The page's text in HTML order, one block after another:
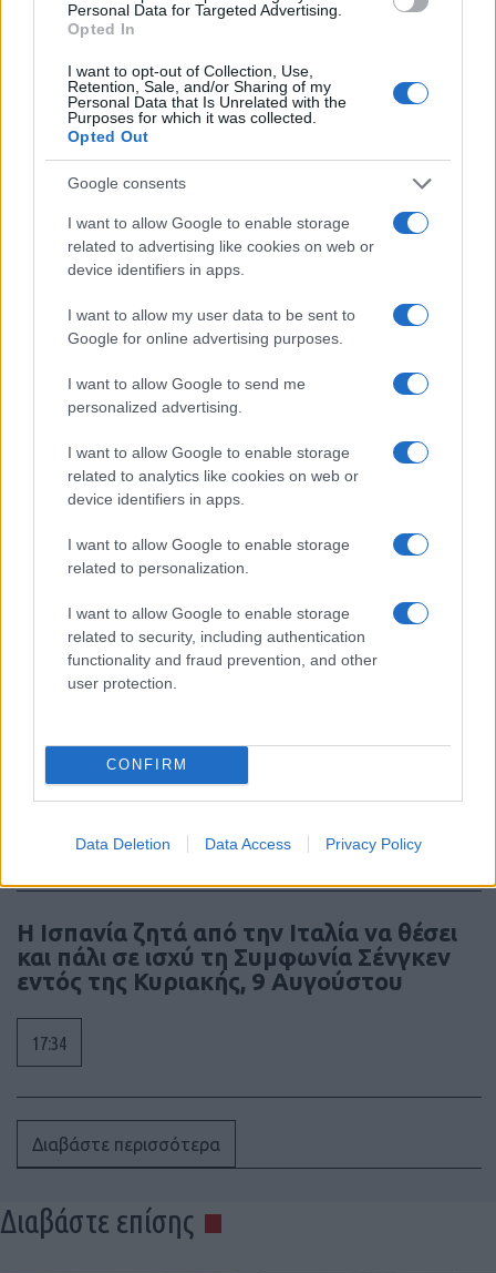
Personal Data for Targeted Advertising.
Opted In
I want to opt-out of Collection, Use,
Retention, Sale, and/or Sharing of my
Personal Data that Is Unrelated with the
Purposes for which it was collected.
Opted Out
Google consents
I want to allow Google to enable storage
related to advertising like cookies on web or
device identifiers in apps.
I want to allow my user data to be sent to
Google for online advertising purposes.
I want to allow Google to send me
personalized advertising.
I want to allow Google to enable storage
related to analytics like cookies on web or
device identifiers in apps.
I want to allow Google to enable storage
related to personalization.
I want to allow Google to enable storage
related to security, including authentication
functionality and fraud prevention, and other
user protection.
CONFIRM
Data Deletion Data Access Privacy Policy
ΕΞΕΛΙΞΗ: H Τουρκία στέλνει όλους τους
εκτοξευτές της MLRS και τους
πυραύλους ATACMS στην Ουκρανία
Και η Lufthansa απορρίπτει τα πρώτα
Boeing 777-9 – Νέος πονοκέφαλος για
ναυπηγήθηκε στη Γερμανία παραδίδεται
στο Ισραήλ
Πόλεμος της Νότιας Οσσετίας, η
σύγκρουση των 10 ημερών
Η Ισπανία ζητά από την Ιταλία να θέσει
και πάλι σε ισχύ τη Συμφωνία Σένγκεν
εντός της Κυριακής, 9 Αυγούστου
17:34
Διαβάστε περισσότερα
Διαβάστε επίσης